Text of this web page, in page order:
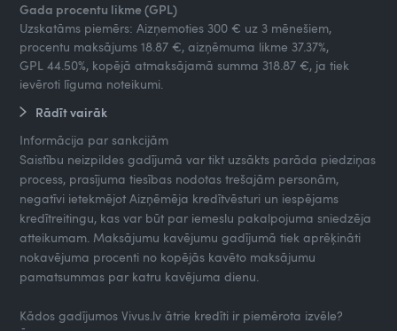
Gada procentu likme (GPL)
Uzskatāms piemērs: Aizņemoties 300 € uz 3 mēnešiem,
procentu maksājums 18.87 €, aizņēmuma likme 37.37%,
GPL 44.50%, kopējā atmaksājamā summa 318.87 €, ja tiek
ievēroti līguma noteikumi.
Rādīt vairāk
Informācija par sankcijām
Saistību neizpildes gadījumā var tikt uzsākts parāda piedziņas
process, prasījuma tiesības nodotas trešajām personām,
negatīvi ietekmējot Aizņēmēja kredītvēsturi un iespējams
kredītreitingu, kas var būt par iemeslu pakalpojuma sniedzēja
atteikumam. Maksājumu kavējumu gadījumā tiek aprēķināti
nokavējuma procenti no kopējās kavēto maksājumu
pamatsummas par katru kavējuma dienu.
Kādos gadījumos Vivus.lv ātrie kredīti ir piemērota izvēle?